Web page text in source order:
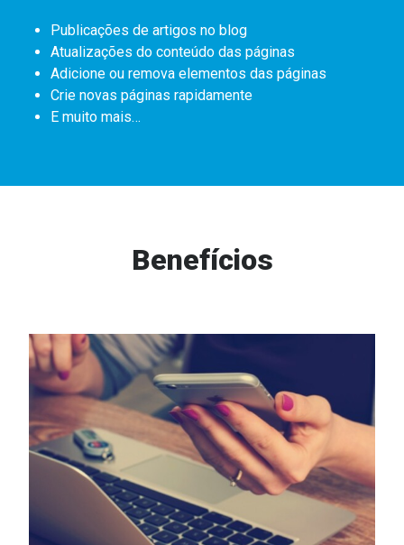
Publicações de artigos no blog
Atualizações do conteúdo das páginas
Adicione ou remova elementos das páginas
Crie novas páginas rapidamente
E muito mais…
Benefícios